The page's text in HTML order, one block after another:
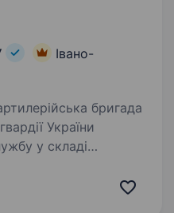
Івано-
України
у складі
підготовкою,